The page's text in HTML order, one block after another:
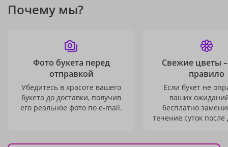
Почему мы?
Фото букета перед
отправкой
Убедитесь в красоте вашего
букета до доставки, получив
его реальное фото по e-mail.
Свежие цветы
правило
Если букет не
ваших
бесплатно
течение суток после